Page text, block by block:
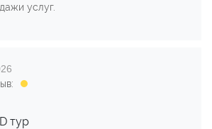
услуг.
тур